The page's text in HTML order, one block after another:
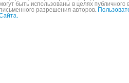
быть использованы в целях публичного
разрешения авторов.